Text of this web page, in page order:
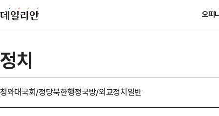
오피
정치
청와대국회/정당북한행정국방/외교정치일반